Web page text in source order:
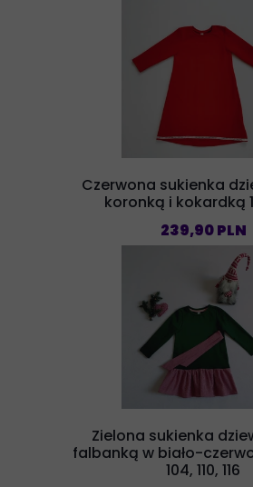
Czerwona sukienka
koronką i kokardką
239,90 PLN
Zielona sukienka
falbanką w biało-
104, 110, 116